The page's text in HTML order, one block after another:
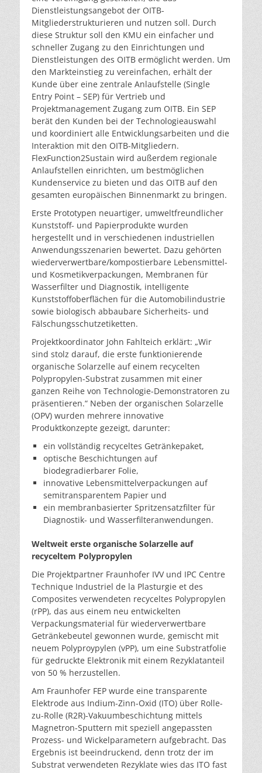
Dienstleistungsangebot der OITB-
Mitgliederstrukturieren und nutzen soll. Durch
diese Struktur soll den KMU ein einfacher und
schneller Zugang zu den Einrichtungen und
Dienstleistungen des OITB ermöglicht werden. Um
den Markteinstieg zu vereinfachen, erhält der
Kunde über eine zentrale Anlaufstelle (Single
Entry Point – SEP) für Vertrieb und
Projektmanagement Zugang zum OITB. Ein SEP
berät den Kunden bei der Technologieauswahl
und koordiniert alle Entwicklungsarbeiten und die
Interaktion mit den OITB-Mitgliedern.
FlexFunction2Sustain wird außerdem regionale
Anlaufstellen einrichten, um bestmöglichen
Kundenservice zu bieten und das OITB auf den
gesamten europäischen Binnenmarkt zu bringen.
Erste Prototypen neuartiger, umweltfreundlicher
Kunststoff- und Papierprodukte wurden
hergestellt und in verschiedenen industriellen
Anwendungsszenarien bewertet. Dazu gehörten
wiederverwertbare/kompostierbare Lebensmittel-
und Kosmetikverpackungen, Membranen für
Wasserfilter und Diagnostik, intelligente
Kunststoffoberflächen für die Automobilindustrie
sowie biologisch abbaubare Sicherheits- und
Fälschungsschutzetiketten.
Projektkoordinator John Fahlteich erklärt: „Wir
sind stolz darauf, die erste funktionierende
organische Solarzelle auf einem recycelten
Polypropylen-Substrat zusammen mit einer
ganzen Reihe von Technologie-Demonstratoren zu
präsentieren.“ Neben der organischen Solarzelle
(OPV) wurden mehrere innovative
Produktkonzepte gezeigt, darunter:
ein vollständig recyceltes Getränkepaket,
optische Beschichtungen auf
biodegradierbarer Folie,
innovative Lebensmittelverpackungen auf
semitransparentem Papier und
ein membranbasierter Spritzensatzfilter für
Diagnostik- und Wasserfilteranwendungen.
Weltweit erste organische Solarzelle auf
recyceltem Polypropylen
Die Projektpartner Fraunhofer IVV und IPC Centre
Technique Industriel de la Plasturgie et des
Composites verwendeten recyceltes Polypropylen
(rPP), das aus einem neu entwickelten
Verpackungsmaterial für wiederverwertbare
Getränkebeutel gewonnen wurde, gemischt mit
neuem Polyproypylen (vPP), um eine Substratfolie
für gedruckte Elektronik mit einem Rezyklatanteil
von 50 % herzustellen.
Am Fraunhofer FEP wurde eine transparente
Elektrode aus Indium-Zinn-Oxid (ITO) über Rolle-
zu-Rolle (R2R)-Vakuumbeschichtung mittels
Magnetron-Sputtern mit speziell angepassten
Prozess- und Wickelparametern aufgebracht. Das
Ergebnis ist beeindruckend, denn trotz der im
Substrat verwendeten Rezyklate wies das ITO fast